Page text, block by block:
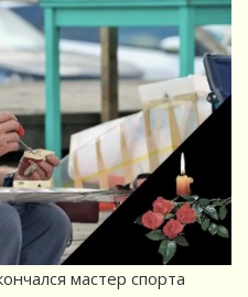
мастер спорта